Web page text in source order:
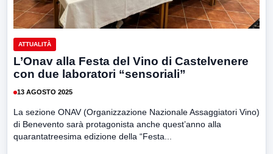
ATTUALITÀ
L’Onav alla Festa del Vino di Castelvenere
con due laboratori “sensoriali”
13 AGOSTO 2025
La sezione ONAV (Organizzazione Nazionale Assaggiatori Vino)
di Benevento sarà protagonista anche quest’anno alla
quarantatreesima edizione della “Festa...